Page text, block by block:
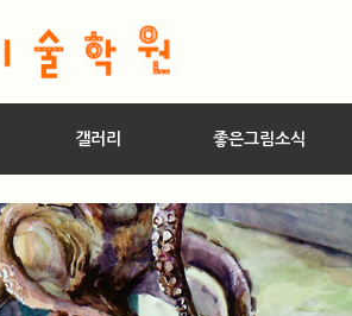
갤러리 좋은그림소식